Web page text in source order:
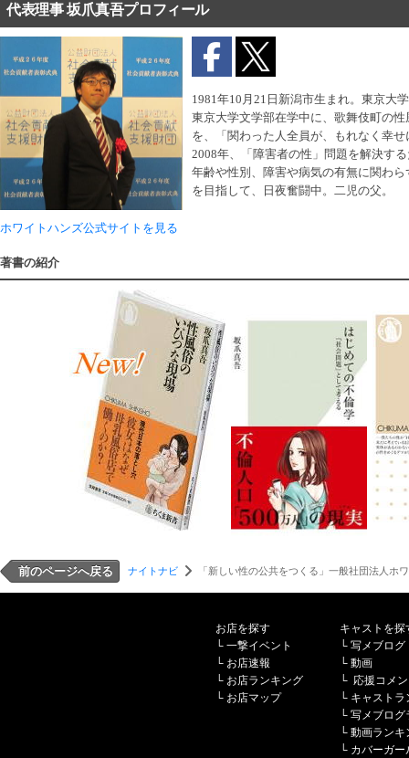
代表理事 坂爪真吾プロフィール
1981年10月21日新潟市生まれ。東京大
東京大学文学部在学中に、歌舞伎町の
を、「関わった人全員が、もれなく幸
2008年、「障害者の性」問題を解決す
年齢や性別、障害や病気の有無に関わ
を目指して、日夜奮闘中。二児の父。
ホワイトハンズ公式サイトを見る
著書の紹介
前のページへ戻る ナイトナビ 「新しい性の公共をつくる」一般社団法人ホ
お店を探す
└ 一撃イベント
└ お店速報
└ お店ランキング
└ お店マップ
キャストを探
└ 写メブログ
└ 動画
└ 応援コメ
└ キャストラ
└ 写メブログ
└ 動画ランキ
└ カバーガー